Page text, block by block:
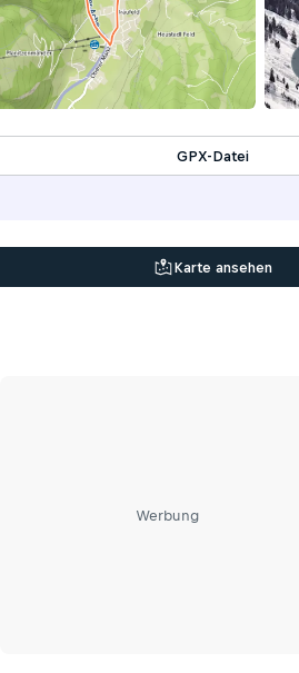
GPX-Datei
Karte ansehen
Werbung